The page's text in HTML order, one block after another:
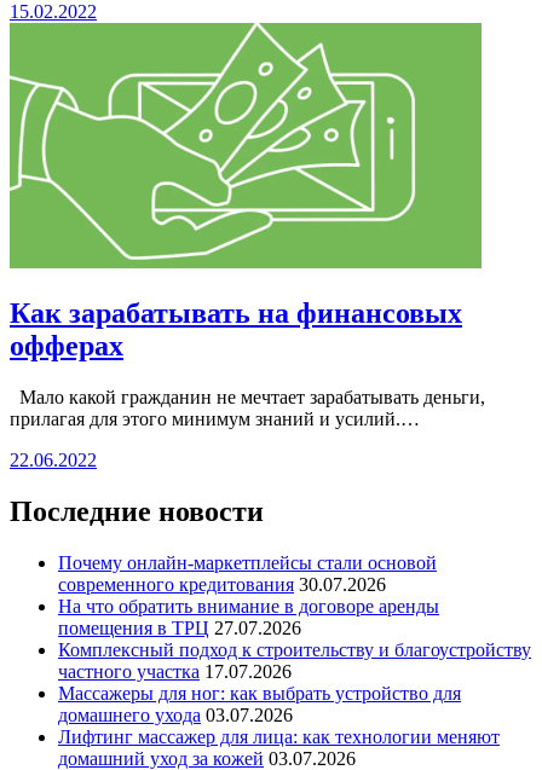
15.02.2022
Как зарабатывать на финансовых
офферах
Мало какой гражданин не мечтает зарабатывать деньги,
прилагая для этого минимум знаний и усилий.…
22.06.2022
Последние новости
Почему онлайн-маркетплейсы стали основой
современного кредитования 30.07.2026
На что обратить внимание в договоре аренды
помещения в ТРЦ 27.07.2026
Комплексный подход к строительству и благоустройству
частного участка 17.07.2026
Массажеры для ног: как выбрать устройство для
домашнего ухода 03.07.2026
Лифтинг массажер для лица: как технологии меняют
домашний уход за кожей 03.07.2026